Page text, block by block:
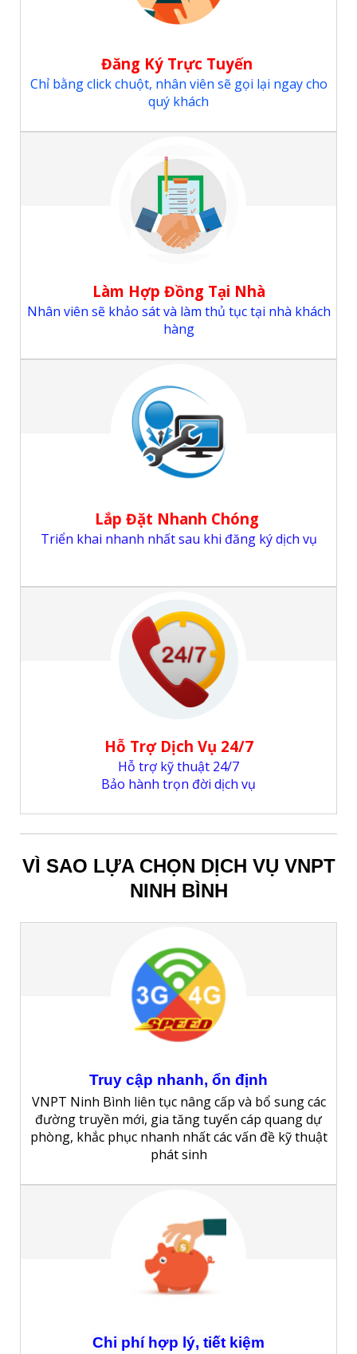
Đăng Ký Trực Tuyến
Chỉ bằng click chuột, nhân viên sẽ gọi lại ngay cho
quý khách
Làm Hợp Đồng Tại Nhà
Nhân viên sẽ khảo sát và làm thủ tục tại nhà khách
hàng
Lắp Đặt Nhanh Chóng
Triển khai nhanh nhất sau khi đăng ký dịch vụ
Hỗ Trợ Dịch Vụ 24/7
Hỗ trợ kỹ thuật 24/7
Bảo hành trọn đời dịch vụ
VÌ SAO LỰA CHỌN DỊCH VỤ VNPT
NINH BÌNH
Truy cập nhanh, ổn định
VNPT Ninh Bình liên tục nâng cấp và bổ sung các
đường truyền mới, gia tăng tuyến cáp quang dự
phòng, khắc phục nhanh nhất các vấn đề kỹ thuật
phát sinh
Chi phí hợp lý, tiết kiệm